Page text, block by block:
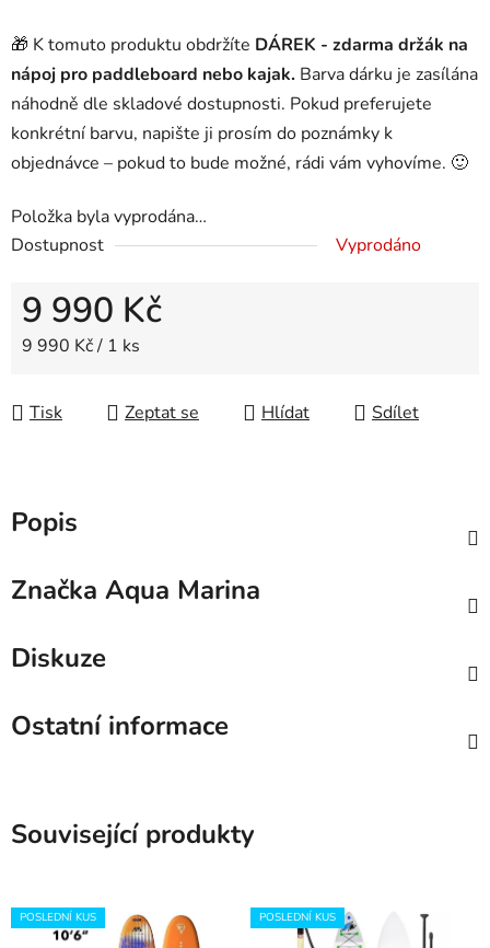
🎁 K tomuto produktu obdržíte DÁREK - zdarma držák na
nápoj pro paddleboard nebo kajak. Barva dárku je zasílána
náhodně dle skladové dostupnosti. Pokud preferujete
konkrétní barvu, napište ji prosím do poznámky k
objednávce – pokud to bude možné, rádi vám vyhovíme. 🙂
Položka byla vyprodána…
Dostupnost
Vyprodáno
9 990 Kč
Měrná cena:
9 990 Kč / 1 ks
Tisk Zeptat se Hlídat Sdílet
Popis
Značka Aqua Marina
Diskuze
Ostatní informace
Související produkty
POSLEDNÍ KUS POSLEDNÍ KUS